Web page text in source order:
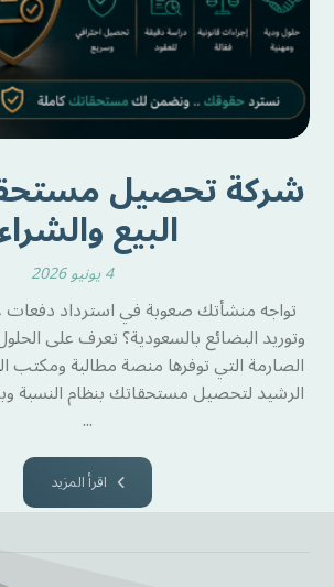
شركة تحصيل
البيع
4 يونيو 2026
تواجه منشأتك صعوبة في استرداد دفعات
وتوريد البضائع بالسعودية؟ تعرف على الحلول
الصارمة التي توفرها منصة مطالبة ومكتب
الرشيد لتحصيل مستحقاتك بنظام النسبة
...
اقرأ المزيد